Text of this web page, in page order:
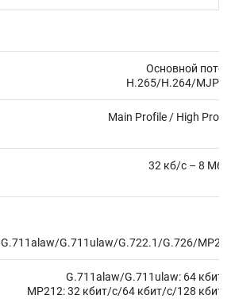
Основной поток:
H.265/H.264/MJPEG
Main Profile / High Profile
32 кб/с – 8 Мб/с
G.711alaw/G.711ulaw/G.722.1/G.726/MP2L2
G.711alaw/G.711ulaw: 64 кбит/с
MP212: 32 кбит/с/64 кбит/с/128 кбит/с